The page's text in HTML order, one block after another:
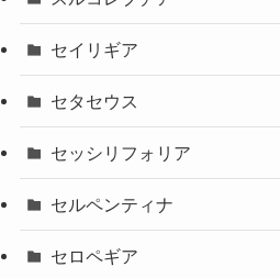
セイリギア
セタセウス
セッシリフォリア
セルペンティナ
セロペギア